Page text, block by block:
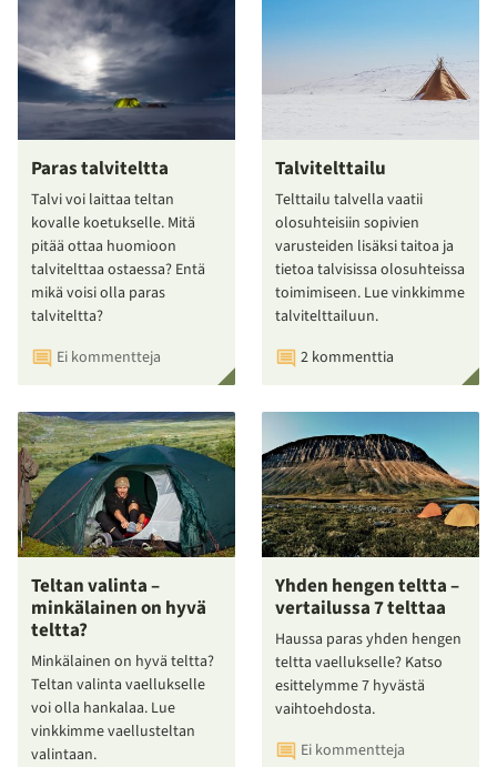
Paras talviteltta
Talvi voi laittaa teltan
kovalle koetukselle. Mitä
pitää ottaa huomioon
talvitelttaa ostaessa? Entä
mikä voisi olla paras
talviteltta?
Ei kommentteja
Talvitelttailu
Telttailu talvella vaatii
olosuhteisiin sopivien
varusteiden lisäksi taitoa ja
tietoa talvisissa olosuhteissa
toimimiseen. Lue vinkkimme
talvitelttailuun.
2 kommenttia
Teltan valinta –
minkälainen on hyvä
teltta?
Minkälainen on hyvä teltta?
Teltan valinta vaellukselle
voi olla hankalaa. Lue
vinkkimme vaellusteltan
valintaan.
Yhden hengen teltta –
vertailussa 7 telttaa
Haussa paras yhden hengen
teltta vaellukselle? Katso
esittelymme 7 hyvästä
vaihtoehdosta.
Ei kommentteja